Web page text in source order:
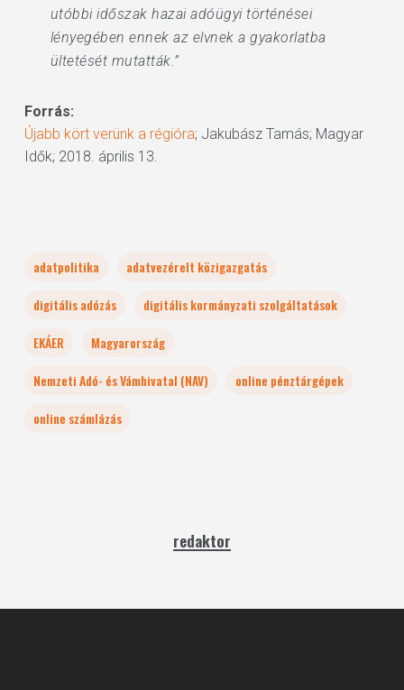
utóbbi időszak hazai adóügyi történései
lényegében ennek az elvnek a gyakorlatba
ültetését mutatták.”
Forrás:
Újabb kört verünk a régióra; Jakubász Tamás; Magyar
Idők; 2018. április 13.
adatpolitika
adatvezérelt közigazgatás
digitális adózás
digitális kormányzati szolgáltatások
EKÁER
Magyarország
Nemzeti Adó- és Vámhivatal (NAV)
online pénztárgépek
online számlázás
redaktor